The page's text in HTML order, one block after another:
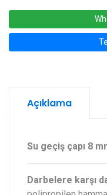
Açıklama
Su geçiş çapı 8
Darbelere karşı